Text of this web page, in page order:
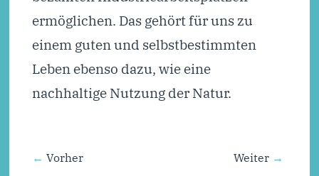
ermöglichen. Das gehört für uns zu
einem guten und selbstbestimmten
Leben ebenso dazu, wie eine
nachhaltige Nutzung der Natur.
Vorher Weiter